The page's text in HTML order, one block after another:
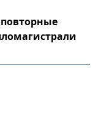
повторные